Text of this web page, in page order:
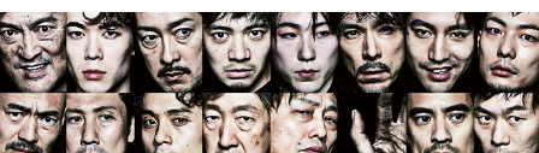
COLUMN
MAGAZINE
ABOUT SITE